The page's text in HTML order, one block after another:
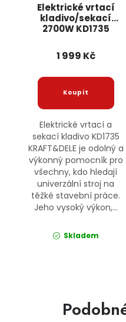
Elektrické vrtací
kladivo/sekací
2700W KD1735
1 999 Kč
Elektrické vrtací a
sekací kladivo KD1735
KRAFT&DELE je odolný a
výkonný pomocník pro
všechny, kdo hledají
univerzální stroj na
těžké stavební práce.
Jeho vysoký výkon,...
Skladem